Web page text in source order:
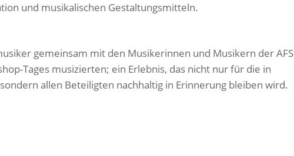
und musikalischen Gestaltungsmitteln.
gemeinsam mit den Musikerinnen und Musikern der AFS
Tages musizierten; ein Erlebnis, das nicht nur für die in
allen Beteiligten nachhaltig in Erinnerung bleiben wird.